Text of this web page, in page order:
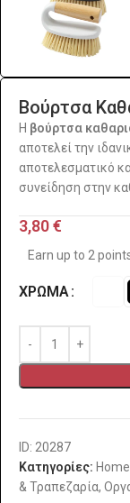
Βούρτσα
Η βούρτσα
αποτελεί την
αποτελεσματικό
συνείδηση στην
3,80€
Earn up to 2
ΧΡΏΜΑ
ID: 20287
Κατηγορίες: Home
& Τραπεζαρία,